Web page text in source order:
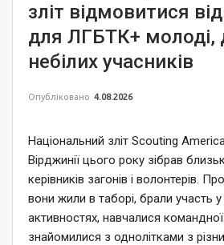
зліт відмовитися
для ЛГБТК+ молоді,
небілих учасників
Опубліковано 4.08.2026
Національний зліт Scouting America
Вірджинії цього року зібрав
керівників загонів і волонтерів.
вони жили в таборі, брали участь
активностях, навчалися
знайомилися з однолітками з